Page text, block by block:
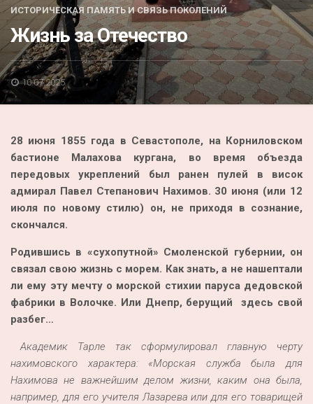
Конкурс
Люди родного края
Национальные проекты
Память
Перепись — 2020
ИСТОРИЧЕСКАЯ ПАМЯТЬ И СВЯЗЬ ПОКОЛЕНИЙ
Жизнь за Отечество
10.07.2025
28 июня 1855 года в Севастополе, на Корниловском
бастионе Малахова кургана, во время объезда
передовых укреплений был ранен пулей в висок
адмирал Павел Степанович Нахимов. 30 июня (или 12
июля по новому стилю) он, не приходя в сознание,
скончался.
Родившись в «сухопутной» Смоленской губернии, он
связал свою жизнь с морем. Как знать, а не нашептали
ли ему эту мечту о морской стихии паруса дедовской
фабрики в Волочке. Или Днепр, берущий здесь свой
разбег…
Академик Тарле так сформулировал главную черту
нахимовского характера: «Морская служба была для
Нахимова не важнейшим делом жизни, каким она была,
например, для его учителя Лазарева или для его товарищей